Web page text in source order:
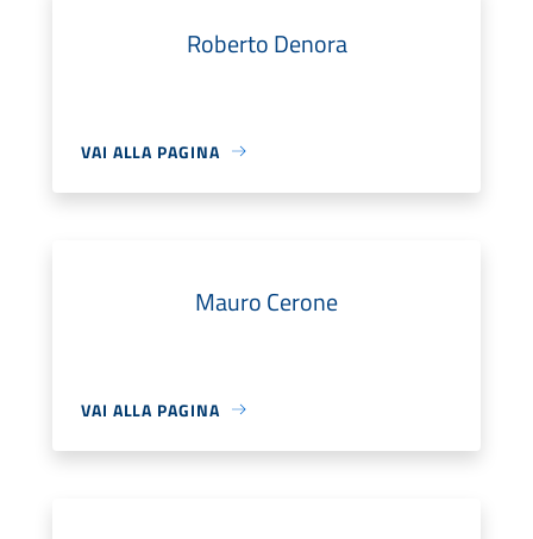
Roberto Denora
VAI ALLA PAGINA
Mauro Cerone
VAI ALLA PAGINA